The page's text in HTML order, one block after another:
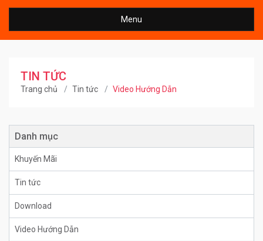
Menu
TIN TỨC
Trang chủ Tin tức Video Hướng Dẫn
Danh mục
Khuyến Mãi
Tin tức
Download
Video Hướng Dẫn